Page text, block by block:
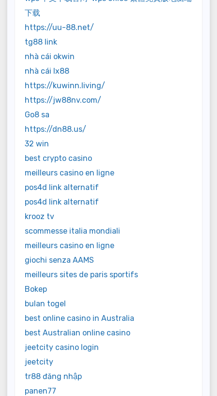
下载
https://uu-88.net/
tg88 link
nhà cái okwin
nhà cái lx88
https://kuwinn.living/
https://jw88nv.com/
Go8 sa
https://dn88.us/
32 win
best crypto casino
meilleurs casino en ligne
pos4d link alternatif
pos4d link alternatif
krooz tv
scommesse italia mondiali
meilleurs casino en ligne
giochi senza AAMS
meilleurs sites de paris sportifs
Bokep
bulan togel
best online casino in Australia
best Australian online casino
jeetcity casino login
jeetcity
tr88 đăng nhập
panen77